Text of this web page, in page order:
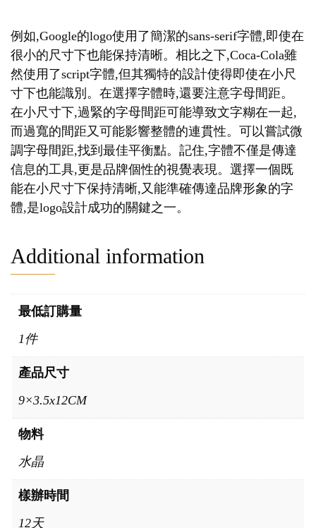
例如,Google的logo使用了簡潔的sans-serif字體,即使在
很小的尺寸下也能保持清晰。相比之下,Coca-Cola雖
然使用了script字體,但其獨特的設計使得即使在小尺
寸下也能識別。在選擇字體時,還要注意字母間距。
在小尺寸下,過緊的字母間距可能導致文字糊在一起,
而過寬的間距又可能影響整體的連貫性。可以嘗試微
調字母間距,找到最佳平衡點。記住,字體不僅是傳達
信息的工具,更是品牌個性的視覺表現。選擇一個既
能在小尺寸下保持清晰,又能準確傳達品牌形象的字
體,是logo設計成功的關鍵之一。
Additional information
最低訂購量
1件
產品尺寸
9×3.5x12CM
物料
水晶
樣辦時間
12天